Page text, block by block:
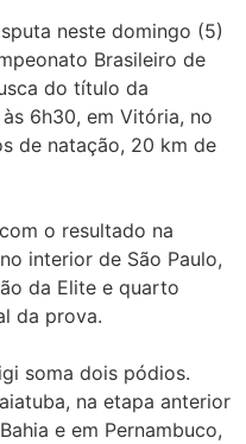
neste domingo (5)
Brasileiro de
do título da
6h30, em Vitória, no
de natação, 20 km de
o resultado na
interior de São Paulo,
da Elite e quarto
da prova.
soma dois pódios.
na etapa anterior
e em Pernambuco,